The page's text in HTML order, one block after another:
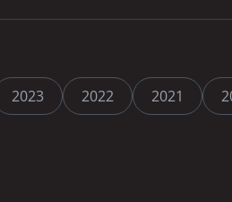
2023 2022 2021